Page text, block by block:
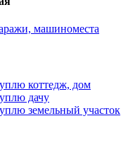
машиноместа
коттедж, дом
дачу
земельный участок